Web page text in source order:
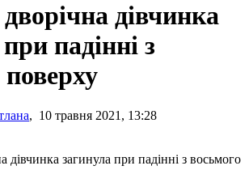
дівчинка
падінні з
, 10 травня 2021, 13:28